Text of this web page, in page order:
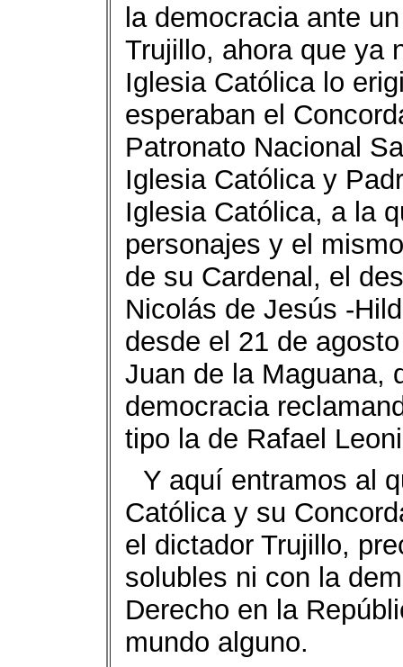
la democracia ante
Trujillo, ahora que ya
Iglesia Católica lo
esperaban el
Patronato Nacional
Iglesia Católica y
Iglesia Católica, a la
personajes y el
de su Cardenal, el
Nicolás de Jesús -
desde el 21 de
Juan de la Maguana,
democracia
tipo la de Rafael
Y aquí entramos al
Católica y su
el dictador Trujillo,
solubles ni con la
Derecho en la
mundo alguno.